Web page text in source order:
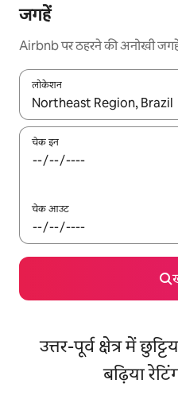
जगहें
Airbnb पर ठहरने की अनोखी
लोकेशन
नतीजों के उपलब्ध होने पर, अप और
चेक इन
चेक आउट
उत्तर-पूर्व क्षेत्र में
बढ़िया